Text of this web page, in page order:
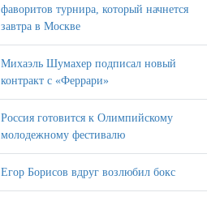
фаворитов турнира, который начнется
завтра в Москве
Михаэль Шумахер подписал новый
контракт с «Феррари»
Россия готовится к Олимпийскому
молодежному фестивалю
Егор Борисов вдруг возлюбил бокс